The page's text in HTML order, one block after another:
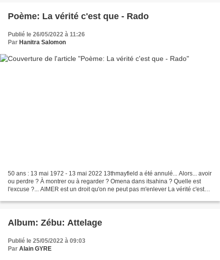
Poème: La vérité c'est que - Rado
Publié le 26/05/2022 à 11:26
Par Hanitra Salomon
50 ans : 13 mai 1972 - 13 mai 2022 13thmayfield a été annulé... Alors... avoir
ou perdre ? À montrer ou à regarder ? Omena dans itsahina ? Quelle est
l'excuse ?... AIMER est un droit qu'on ne peut pas m'enlever La vérité c'est
Album: Zébu: Attelage
Publié le 25/05/2022 à 09:03
Par Alain GYRE